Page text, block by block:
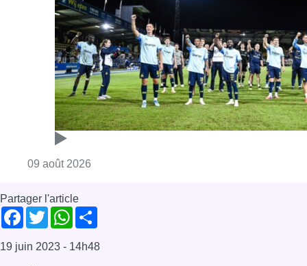
09 août 2026
Partager l'article
Facebook
TwitterWhatsApp
19 juin 2023 - 14h48